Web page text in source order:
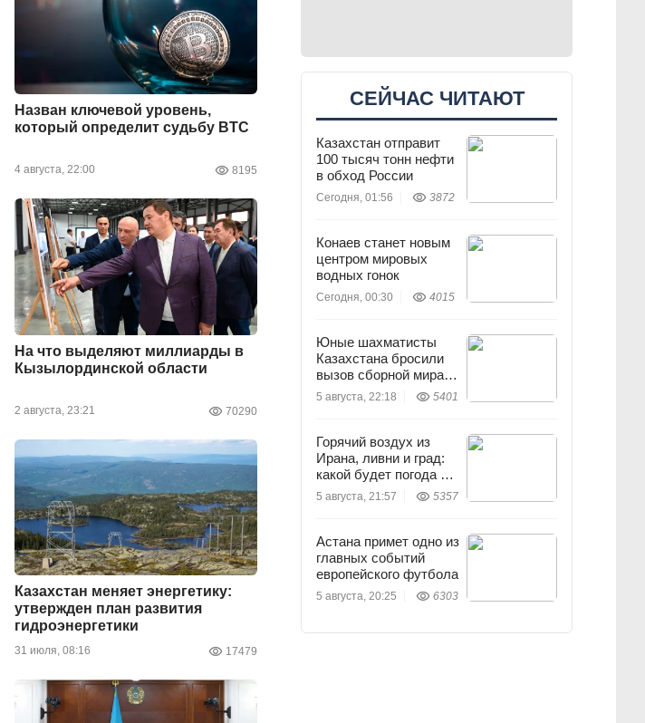
Назван ключевой уровень,
который определит судьбу BTC
4 августа, 22:00 8195
На что выделяют миллиарды в
Кызылординской области
2 августа, 23:21 70290
Казахстан меняет энергетику:
утвержден план развития
гидроэнергетики
31 июля, 08:16 17479
СЕЙЧАС ЧИТАЮТ
Казахстан отправит
100 тысяч тонн нефти
в обход России
Сегодня, 01:56 3872
Конаев станет новым
центром мировых
водных гонок
Сегодня, 00:30 4015
Юные шахматисты
Казахстана бросили
вызов сборной мира и
выиграли
5 августа, 22:18 5401
Горячий воздух из
Ирана, ливни и град:
какой будет погода 6
августа
5 августа, 21:57 5357
Астана примет одно из
главных событий
европейского футбола
5 августа, 20:25 6303